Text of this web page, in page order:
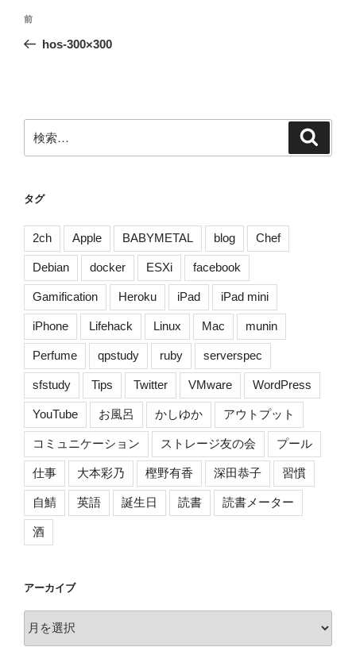
投
ナ
ー
シ
前
の
前
hos-300×300
索:
タグ
2ch Apple BABYMETAL blog Chef
Debian docker ESXi facebook
Gamification Heroku iPad iPad mini
iPhone Lifehack Linux Mac munin
Perfume qpstudy ruby serverspec
sfstudy Tips Twitter VMware WordPress
YouTube お風呂 かしゆか アウトプット
コミュニケーション ストレージ友の会 プール
仕事 大本彩乃 樫野有香 深田恭子 習慣
自鯖 英語 誕生日 読書 読書メーター
酒
アーカイブ
ー